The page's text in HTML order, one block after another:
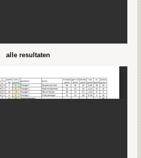
alle resultaten